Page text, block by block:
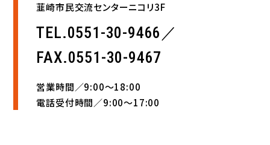
韮崎市民交流センターニコリ3F
TEL.0551-30-9466／
FAX.0551-30-9467
営業時間／9:00〜18:00
電話受付時間／9:00〜17:00